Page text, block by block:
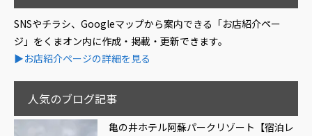
SNSやチラシ、Googleマップから案内できる「お店紹介ペー
ジ」をくまオン内に作成・掲載・更新できます。
▶お店紹介ページの詳細を見る
人気のブログ記事
亀の井ホテル阿蘇パークリゾート【宿泊レ